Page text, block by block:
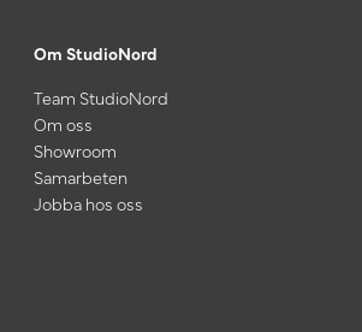
Om StudioNord
Team StudioNord
Om oss
Showroom
Samarbeten
Jobba hos oss